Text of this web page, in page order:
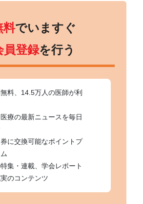
料でいますぐ
員登録を行う
料、14.5万人の医師が利
療の最新ニュースを毎日
に交換可能なポイントプ
集・連載、学会レポート
のコンテンツ